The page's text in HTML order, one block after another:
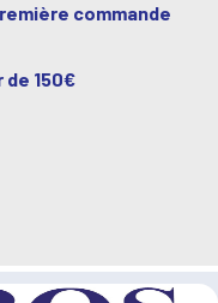
commande
150€